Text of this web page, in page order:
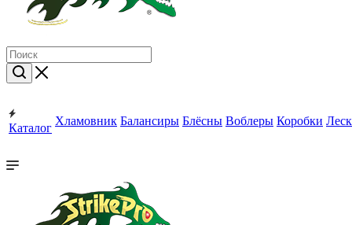
Каталог
Хламовник Балансиры Блёсны Воблеры Коробки